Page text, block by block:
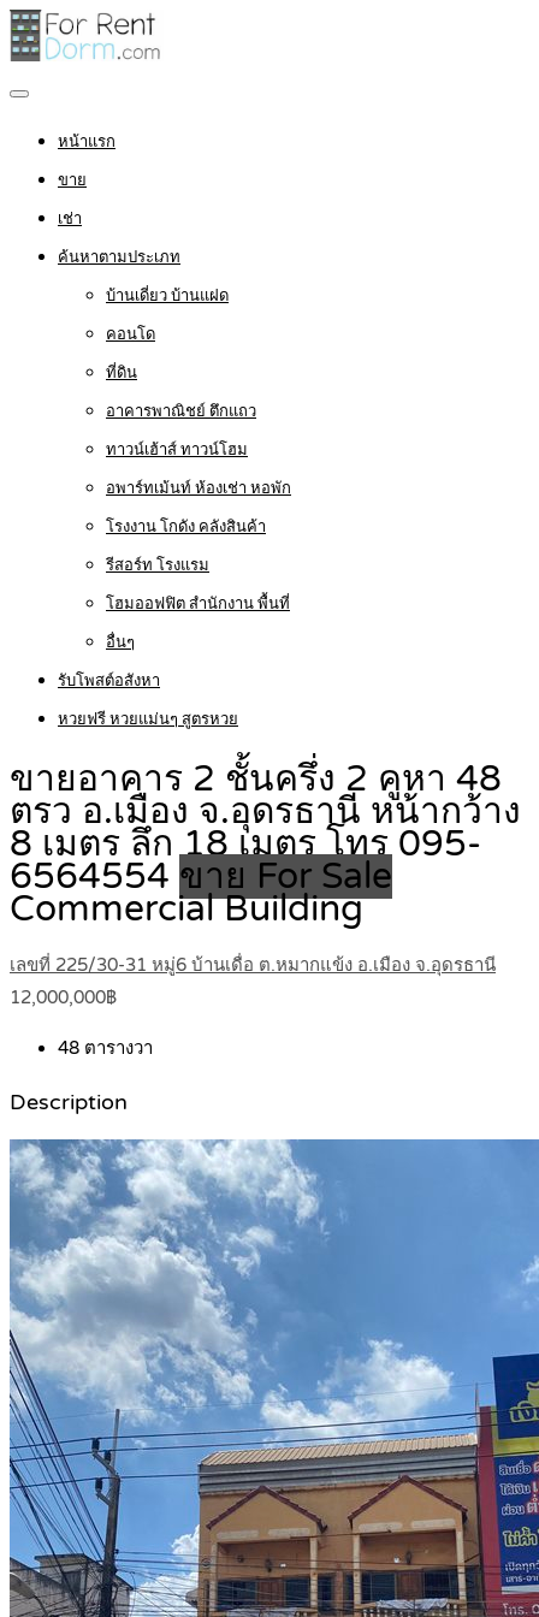
หน้าแรก
ขาย
เช่า
ค้นหาตามประเภท
บ้านเดี่ยว บ้านแฝด
คอนโด
ที่ดิน
อาคารพาณิชย์ ตึกแถว
ทาวน์เฮ้าส์ ทาวน์โฮม
อพาร์ทเม้นท์ ห้องเช่า หอพัก
โรงงาน โกดัง คลังสินค้า
รีสอร์ท โรงแรม
โฮมออฟฟิต สำนักงาน พื้นที่
อื่นๆ
รับโพสต์อสังหา
หวยฟรี หวยแม่นๆ สูตรหวย
ขายอาคาร 2 ชั้นครึ่ง 2 คูหา 48
ตรว อ.เมือง จ.อุดรธานี หน้ากว้าง
8 เมตร ลึก 18 เมตร โทร 095-
6564554 ขาย For Sale
Commercial Building
เลขที่ 225/30-31 หมู่6 บ้านเดื่อ ต.หมากแข้ง อ.เมือง จ.อุดรธานี
12,000,000฿
48 ตารางวา
Description